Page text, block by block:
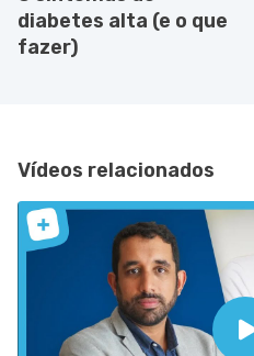
diabetes alta (e o que
fazer)
Vídeos relacionados